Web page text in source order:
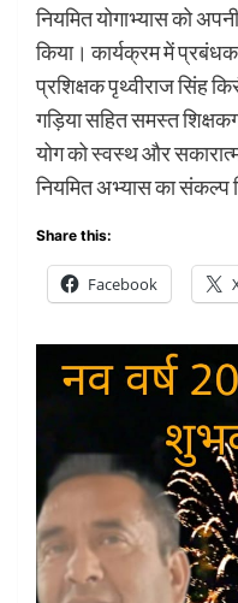
नियमित योगाभ्यास को
किया। कार्यक्रम में
प्रशिक्षक पृथ्वीराज सिंह
गड़िया सहित समस्त
योग को स्वस्थ और
नियमित अभ्यास का संकल्प
Share this:
Facebook